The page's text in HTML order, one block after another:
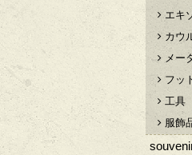
エキ
カウ
メー
フッ
工具
服飾